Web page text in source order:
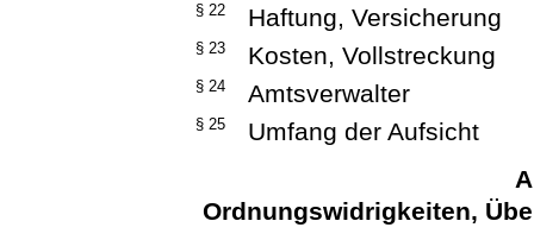
§ 22 Haftung, Versicherung
§ 23 Kosten, Vollstreckung
§ 24 Amtsverwalter
§ 25
Umfang der Aufsicht
Ordnungswidrigkeiten,